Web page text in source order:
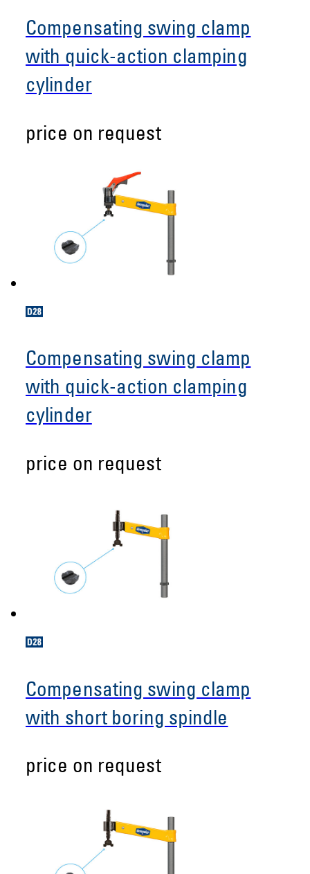
Compensating swing clamp
with quick-action clamping
cylinder
price on request
Compensating swing clamp
with quick-action clamping
cylinder
price on request
Compensating swing clamp
with short boring spindle
price on request